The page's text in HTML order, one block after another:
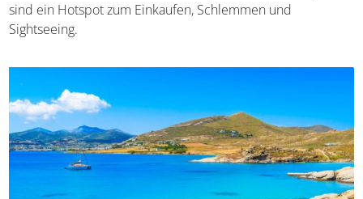
Tavernen, Cafés und Boutiquen sind ein Hotspot zum
Einkaufen, Schlemmen und Sightseeing.